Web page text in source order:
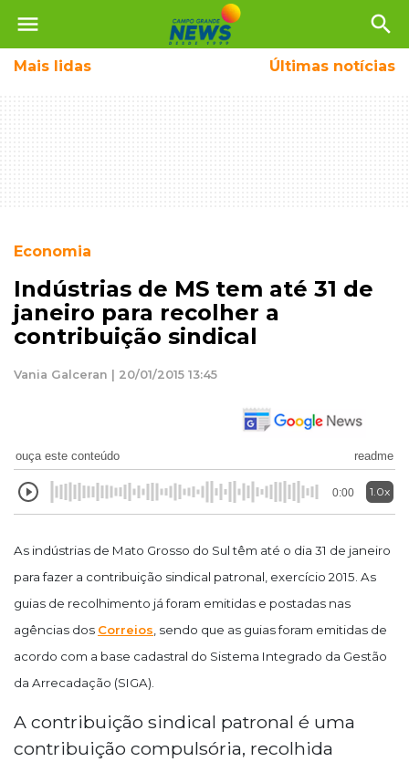
menu search
Mais lidas Últimas notícias
Economia
Indústrias de MS tem até 31 de
janeiro para recolher a
contribuição sindical
Vania Galceran | 20/01/2015 13:45
ouça este conteúdo readme
0:00 1.0x
As indústrias de Mato Grosso do Sul têm até o dia 31 de janeiro
para fazer a contribuição sindical patronal, exercício 2015. As
guias de recolhimento já foram emitidas e postadas nas
agências dos Correios , sendo que as guias foram emitidas de
acordo com a base cadastral do Sistema Integrado da Gestão
da Arrecadação (SIGA).
A contribuição sindical patronal é uma
contribuição compulsória, recolhida